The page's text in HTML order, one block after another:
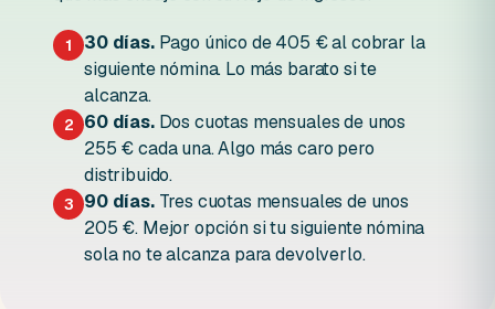
1 30 días.Pago único de 405 € al cobrar la
siguiente nómina. Lo más barato si te
alcanza.
2 60 días.Dos cuotas mensuales de unos
255 € cada una. Algo más caro pero
distribuido.
3 90 días.Tres cuotas mensuales de unos
205 €. Mejor opción si tu siguiente nómina
sola no te alcanza para devolverlo.